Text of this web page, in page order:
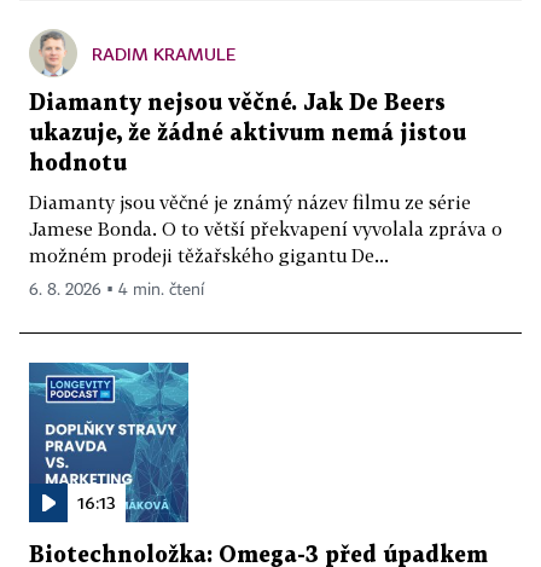
RADIM KRAMULE
Diamanty nejsou věčné. Jak De Beers
ukazuje, že žádné aktivum nemá jistou
hodnotu
Diamanty jsou věčné je známý název filmu ze série
Jamese Bonda. O to větší překvapení vyvolala zpráva o
možném prodeji těžařského gigantu De...
6. 8. 2026 ▪ 4 min. čtení
16:13
Biotechnoložka: Omega-3 před úpadkem